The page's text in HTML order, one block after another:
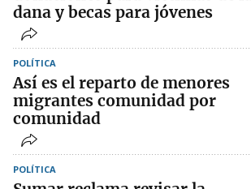
dana y becas para jóvenes
POLÍTICA
Así es el reparto de menores
migrantes comunidad por
comunidad
POLÍTICA